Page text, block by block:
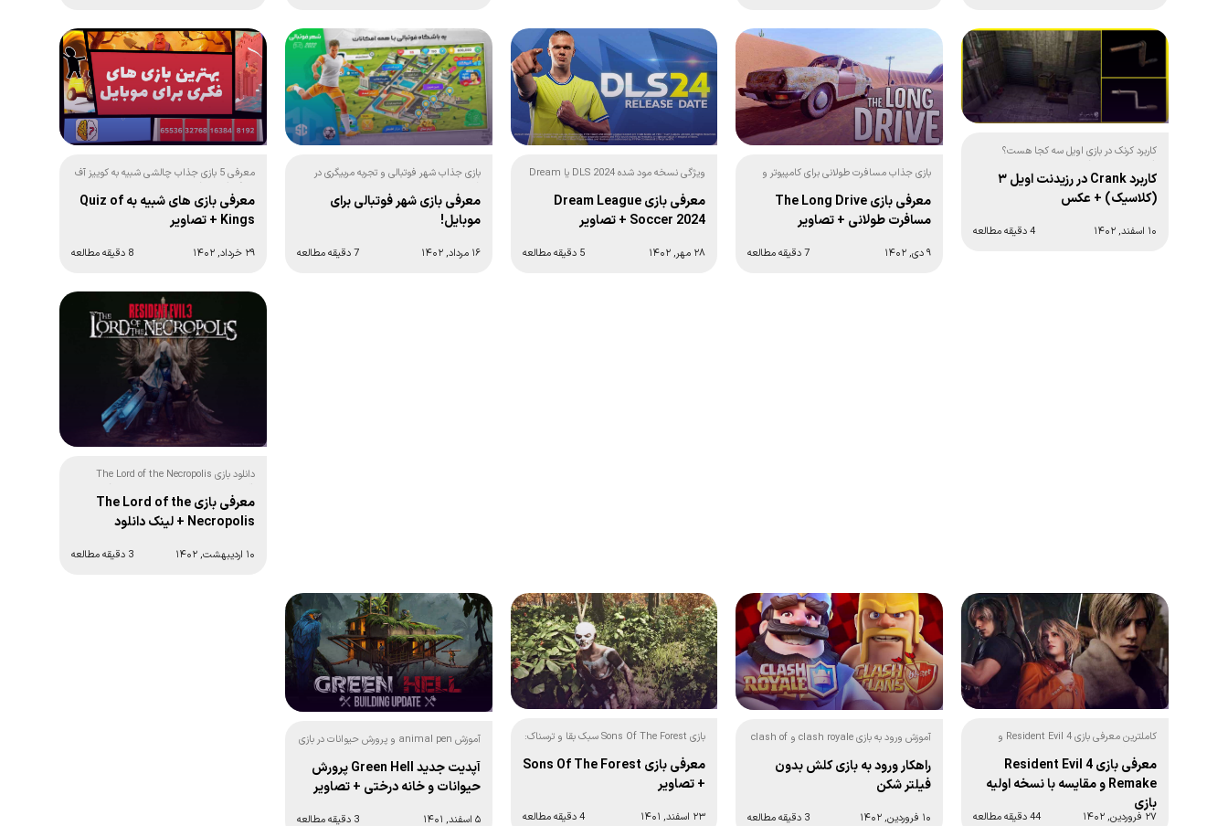
کاربرد کرنک در بازی اویل سه کجا هست؟
(تصویر و جزئیات)
کاربرد Crank در رزیدنت اویل ۳
(کلاسیک) + عکس
۱۰ اسفند, ۱۴۰۲ 4 دقیقه مطالعه
بازی جذاب مسافرت طولانی برای کامپیوتر و
معرفی بازی The Long Drive
مسافرت طولانی + تصاویر
۹ دی, ۱۴۰۲ 7 دقیقه مطالعه
ویژگی نسخه مود شده DLS 2024 یا Dream
معرفی بازی Dream League
Soccer 2024 + تصاویر
۲۸ مهر, ۱۴۰۲ 5 دقیقه مطالعه
بازی جذاب شهر فوتبالی و تجربه مربیگری در
معرفی بازی شهر فوتبالی برای
موبایل!
۱۶ مرداد, ۱۴۰۲ 7 دقیقه مطالعه
معرفی 5 بازی جذاب چالشی شبیه به کوییز آف
کینگز (موبایل):
معرفی بازی های شبیه به Quiz of
Kings + تصاویر
۲۹ خرداد, ۱۴۰۲ 8 دقیقه مطالعه
دانلود بازی The Lord of the Necropolis
(آپدیت 2021 رزیدنت اویل 3 نمسیس)
معرفی بازی The Lord of the
Necropolis + لینک دانلود
۱۰ اردیبهشت, ۱۴۰۲ 3 دقیقه مطالعه
کاملترین معرفی بازی Resident Evil 4 و
تصاویر
معرفی بازی Resident Evil 4
Remake و مقایسه با نسخه اولیه
بازی
۲۷ فروردین, ۱۴۰۲ 44 دقیقه مطالعه
آموزش ورود به بازی clash royale و clash of
راهکار ورود به بازی کلش بدون
فیلتر شکن
۱۰ فروردین, ۱۴۰۲ 3 دقیقه مطالعه
بازی Sons Of The Forest سبک بقا و ترسناک:
معرفی بازی Sons Of The Forest
+ تصاویر
۲۳ اسفند, ۱۴۰۱ 4 دقیقه مطالعه
آموزش animal pen و پرورش حیوانات در بازی
آپدیت جدید Green Hell پرورش
حیوانات و خانه درختی + تصاویر
۵ اسفند, ۱۴۰۱ 3 دقیقه مطالعه